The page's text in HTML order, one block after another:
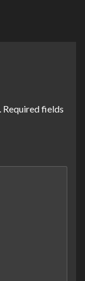
Required fields